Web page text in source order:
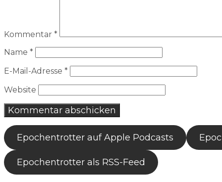
Kommentar *
Name *
E-Mail-Adresse *
Website
Epochentrotter auf Apple Podcasts
Epochentrotter als RSS-Feed